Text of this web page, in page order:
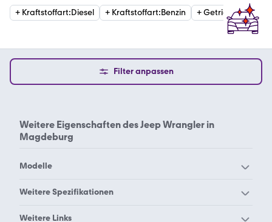
+ Kraftstoffart:Diesel + Kraftstoffart:Benzin +Getriebe:
Filter anpassen
Weitere Eigenschaften desJeep Wrangler in
Magdeburg
Modelle
Jeep Avenger
Weitere Spezifikationen
Jeep Wrangler Aachen
Weitere Links